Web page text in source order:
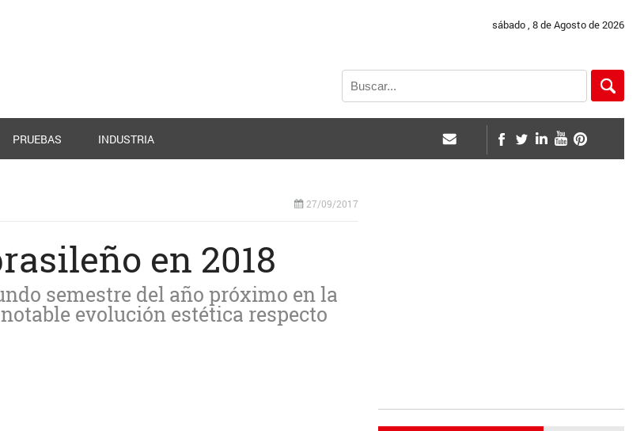
sábado , 8 de Agosto de 2026
PRUEBAS INDUSTRIA
27/09/2017
en 2018
semestre del año próximo en la
evolución estética respecto